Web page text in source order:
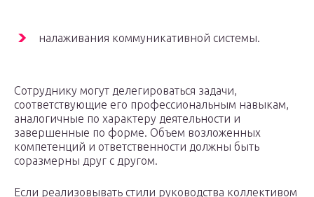
налаживания коммуникативной системы.
Сотруднику могут делегироваться задачи,
соответствующие его профессиональным навыкам,
аналогичные по характеру деятельности и
завершенные по форме. Объем возложенных
компетенций и ответственности должны быть
соразмерны друг с другом.
Если реализовывать стили руководства коллективом